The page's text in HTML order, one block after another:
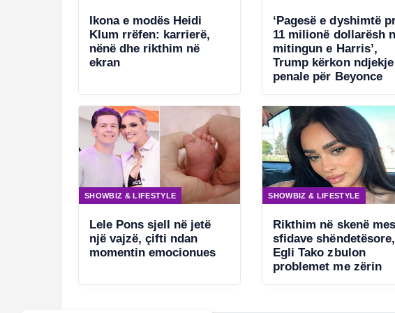
Ikona e modës Heidi
Klum rrëfen: karrierë,
nënë dhe rikthim në
ekran
‘Pagesë e dyshimtë
11 milionë dollarësh
mitingun e Harris’,
Trump kërkon ndjekje
penale për Beyonce
SHOWBIZ & LIFESTYLE
Lele Pons sjell në jetë
një vajzë, çifti ndan
momentin emocionues
SHOWBIZ & LIFESTYLE
Rikthim në skenë mes
sfidave shëndetësore,
Egli Tako zbulon
problemet me zërin